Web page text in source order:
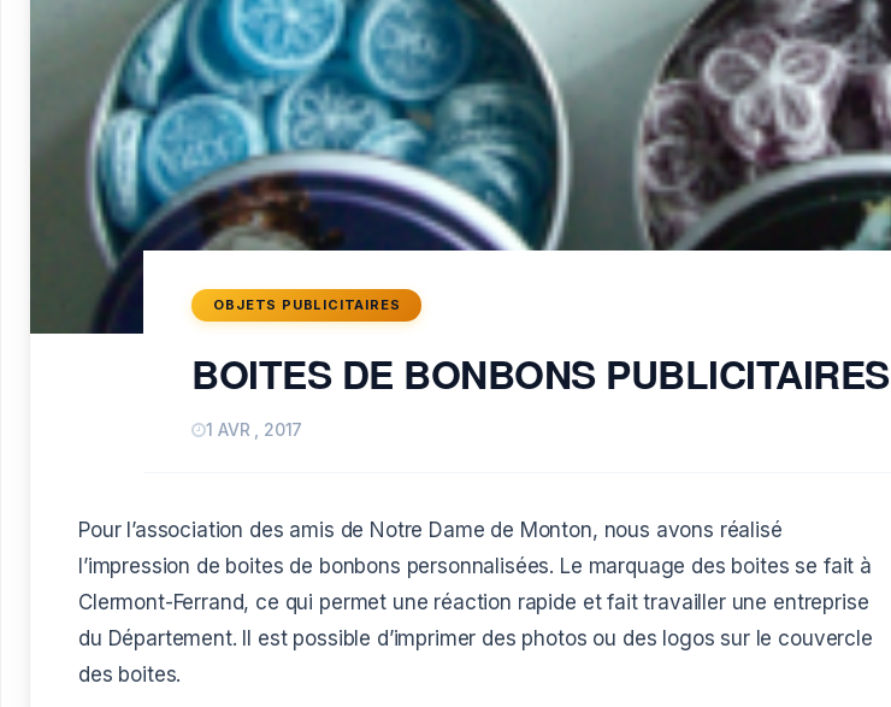
OBJETS PUBLICITAIRES
BOITES DE BONBONS PUBLICITAIRES
1 AVR , 2017
Pour l’association des amis de Notre Dame de Monton, nous avons réalisé
l’impression de boites de bonbons personnalisées. Le marquage des boites se fait à
Clermont-Ferrand, ce qui permet une réaction rapide et fait travailler une entreprise
du Département. Il est possible d’imprimer des photos ou des logos sur le couvercle
des boites.